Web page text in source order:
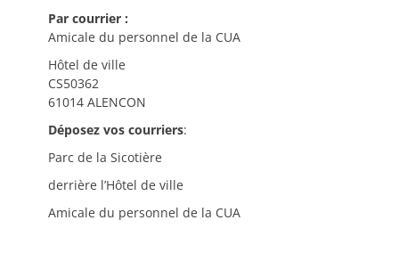
Par courrier :
Amicale du personnel de la CUA
Hôtel de ville
CS50362
61014 ALENCON
Déposez vos courriers:
Parc de la Sicotière
derrière l’Hôtel de ville
Amicale du personnel de la CUA